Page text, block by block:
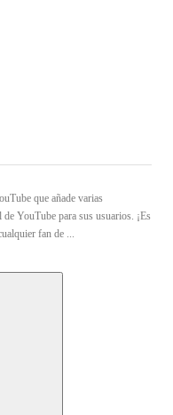
que añade varias
YouTube para sus usuarios. ¡Es
fan de ...